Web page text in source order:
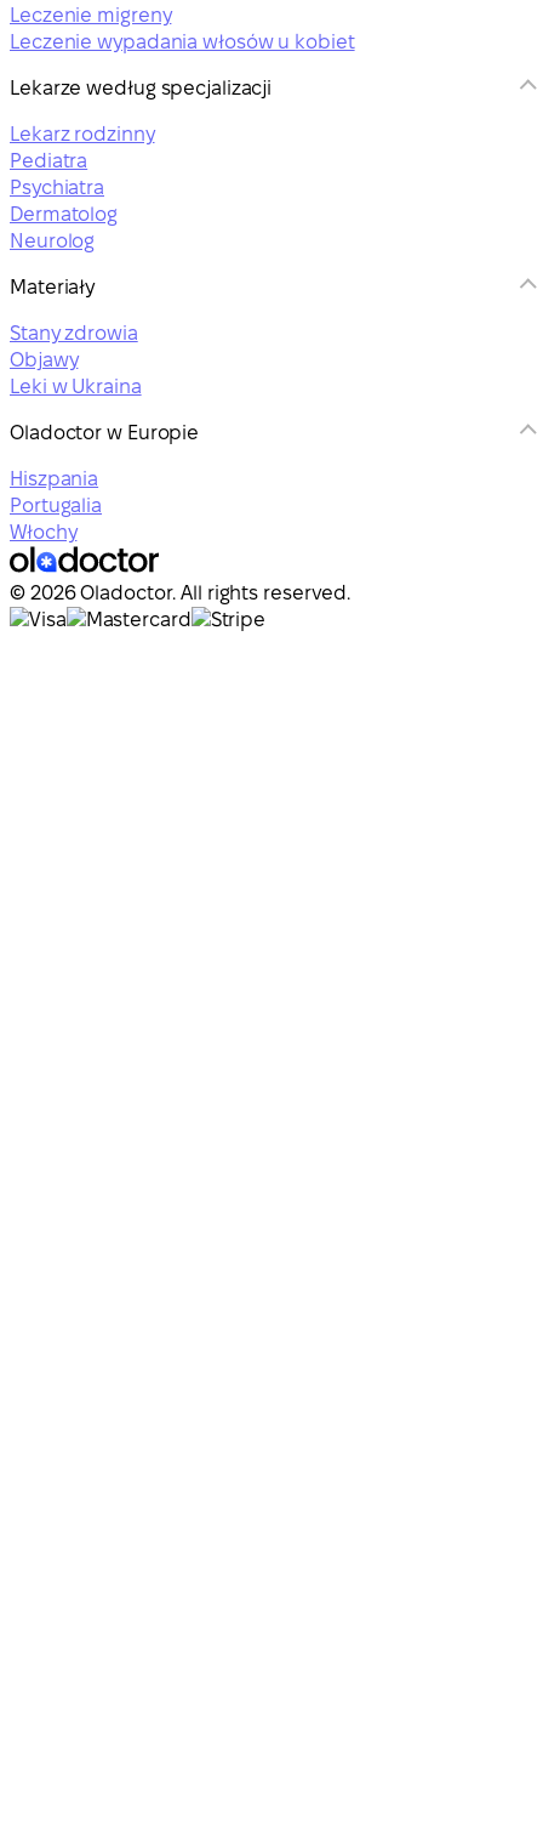
Leczenie migreny
Leczenie wypadania włosów u kobiet
Lekarze według specjalizacji
Lekarz rodzinny
Pediatra
Psychiatra
Dermatolog
Neurolog
Materiały
Stany zdrowia
Objawy
Leki w Ukraina
Oladoctor w Europie
Hiszpania
Portugalia
Włochy
© 2026 Oladoctor. All rights reserved.